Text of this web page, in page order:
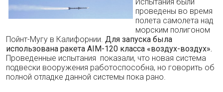
проведены во время
полета самолета над
морским полигоном
Пойнт-Мугу в Калифорнии. Для запуска была
использована ракета AIM-120 класса «воздух-воздух».
Проведенные испытания показали, что новая система
подвески вооружения работоспособна, но говорить об
полной отладке данной системы пока рано.